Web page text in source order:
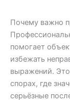
Почему важно
помогает
избежать
выражений.
спорах, где
серьёзные